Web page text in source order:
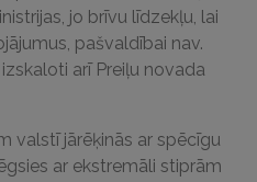
jo brīvu līdzekļu, lai
pašvaldībai nav.
arī Preiļu novada
valstī jārēķinās ar spēcīgu
ar ekstremāli stiprām